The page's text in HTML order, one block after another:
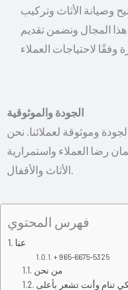
وصيانة الأثاث وتركيب
المجال ونضمن تقديم
لاحتياجات العملاء
الجودة والموثوقية
وموثوقة لعملائنا. نحن
رضا العملاء واستمرارية
الأثاث والأقفال.
فهرس المحتوي
عنا
+ 965-6675-5325
من نحن
تنام وأنت تشعر بأعلى